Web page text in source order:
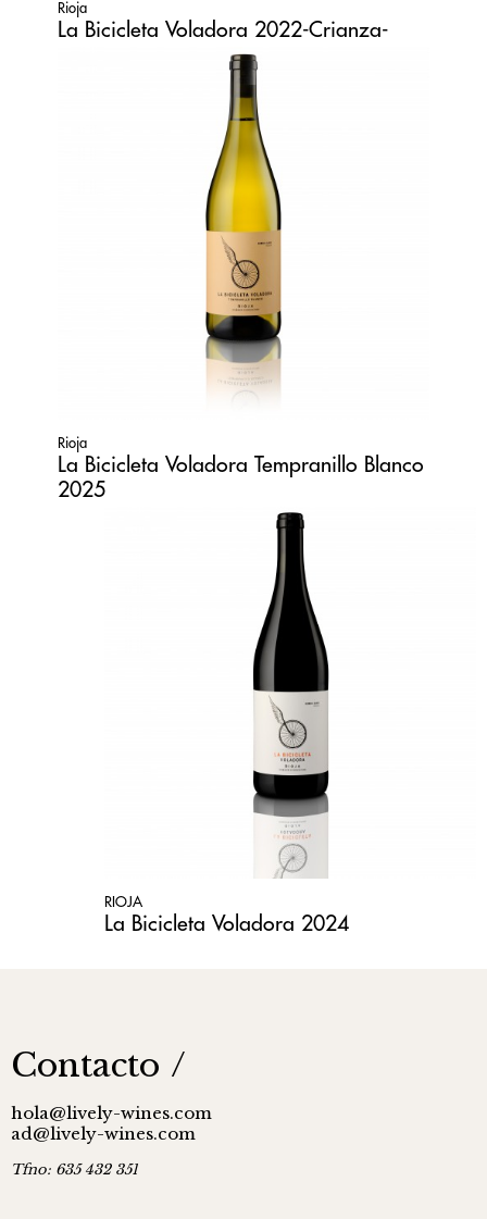
Rioja
La Bicicleta Voladora 2022-Crianza-
Rioja
La Bicicleta Voladora Tempranillo Blanco
2025
RIOJA
La Bicicleta Voladora 2024
Contacto
hola@lively-wines.com
ad@lively-wines.com
Tfno: 635 432 351